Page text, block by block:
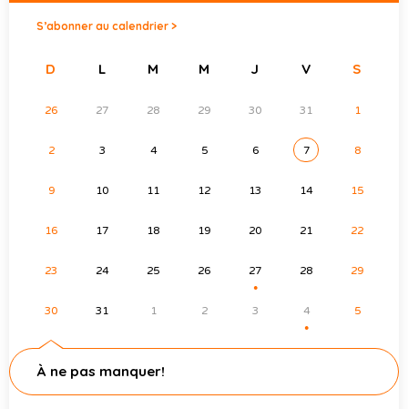
S’abonner au calendrier >
D L M M J V S
26 27 28 29 30 31 1
2 3 4 5 6 7 8
9 10 11 12 13 14 15
16 17 18 19 20 21 22
23 24 25 26 27
●
28 29
30 31 1 2 3 4
●
5
À ne pas manquer!